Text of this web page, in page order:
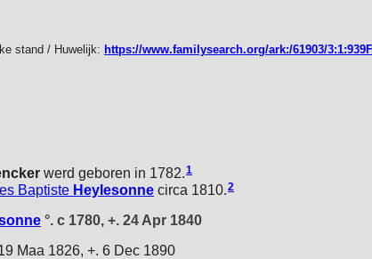
stand / Huwelijk: https://www.familysearch.org/ark:/61903/
werd geboren in 1782.1
Baptiste Heylesonne circa 1810.2
°. c 1780, +. 24 Apr 1840
Maa 1826, +. 6 Dec 1890